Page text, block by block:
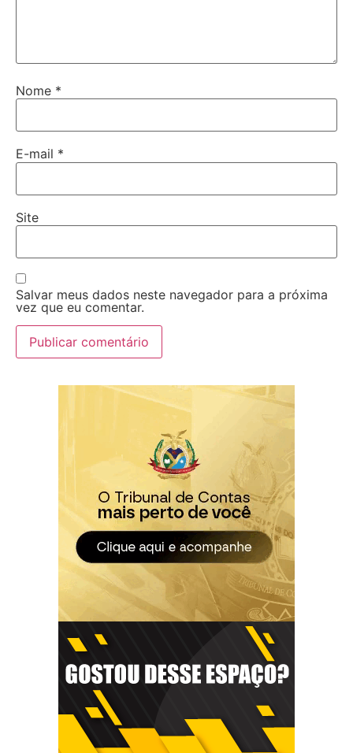
Nome *
E-mail *
Site
Salvar meus dados neste navegador para a próxima
vez que eu comentar.